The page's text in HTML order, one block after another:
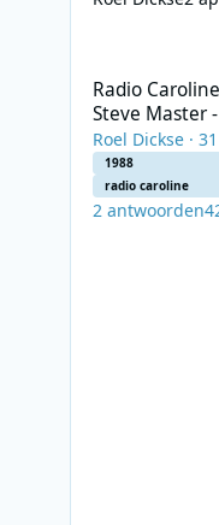
Radio
Steve Master
Roel Dickse·
1988
radio caroline
2 antwoorden